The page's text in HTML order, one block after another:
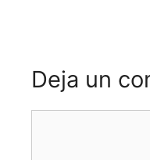
Deja un